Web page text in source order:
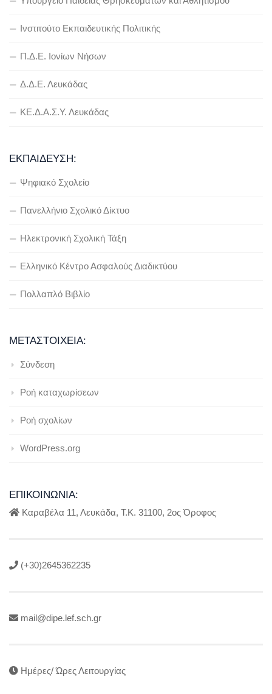
Ινστιτούτο Εκπαιδευτικής Πολιτικής
Π.Δ.Ε. Ιονίων Νήσων
Δ.Δ.Ε. Λευκάδας
ΚΕ.Δ.Α.Σ.Υ. Λευκάδας
ΕΚΠΑΊΔΕΥΣΗ:
Ψηφιακό Σχολείο
Πανελλήνιο Σχολικό Δίκτυο
Ηλεκτρονική Σχολική Τάξη
Ελληνικό Κέντρο Ασφαλούς Διαδικτύου
Πολλαπλό Βιβλίο
ΜΕΤΑΣΤΟΙΧΕΊΑ:
Σύνδεση
Ροή καταχωρίσεων
Ροή σχολίων
WordPress.org
ΕΠΙΚΟΙΝΩΝΊΑ:
Καραβέλα 11, Λευκάδα, Τ.Κ. 31100, 2ος Όροφος
(+30)2645362235
mail@dipe.lef.sch.gr
Ημέρες/ Ώρες Λειτουργίας